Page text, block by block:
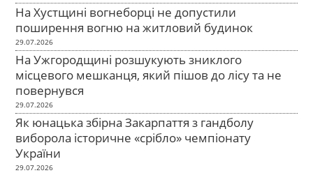
На Хустщині вогнеборці не допустили
поширення вогню на житловий будинок
29.07.2026
На Ужгородщині розшукують зниклого
місцевого мешканця, який пішов до лісу та не
повернувся
29.07.2026
Як юнацька збірна Закарпаття з гандболу
виборола історичне «срібло» чемпіонату
України
29.07.2026